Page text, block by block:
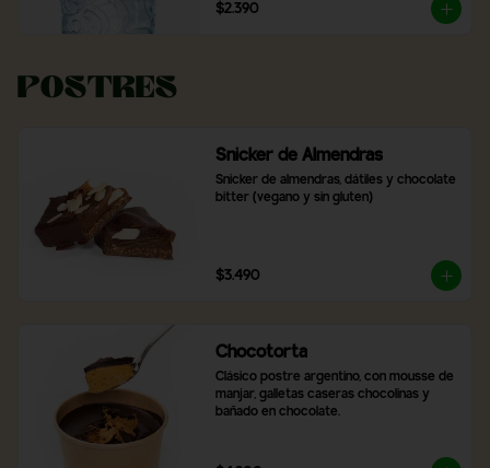
$2.390
Postres
Snicker de Almendras
Snicker de almendras, dátiles y chocolate
bitter (vegano y sin gluten)
$3.490
Chocotorta
Clásico postre argentino, con mousse de
manjar, galletas caseras chocolinas y
bañado en chocolate.